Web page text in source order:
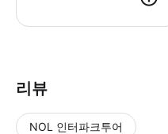
리뷰
NOL 인터파크투어